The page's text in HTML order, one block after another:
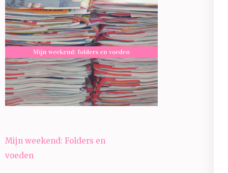
Bericht
navigatie
Mijn weekend: Folders en
voeden